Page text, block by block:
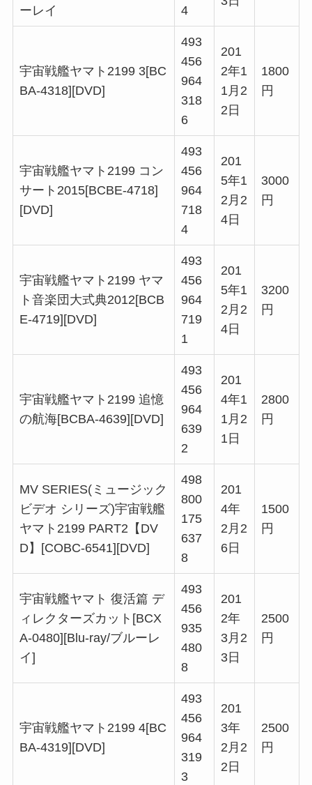
ーレイ 4
宇宙戦艦ヤマト2199 3[BC
BA-4318][DVD]
493
456
964
318
6
201
2年1
1月2
2日
1800
円
宇宙戦艦ヤマト2199 コン
サート2015[BCBE-4718]
[DVD]
493
456
964
718
4
201
5年1
2月2
4日
3000
円
宇宙戦艦ヤマト2199 ヤマ
ト音楽団大式典2012[BCB
E-4719][DVD]
493
456
964
719
1
201
5年1
2月2
4日
3200
円
宇宙戦艦ヤマト2199 追憶
の航海[BCBA-4639][DVD]
493
456
964
639
2
201
4年1
1月2
1日
2800
円
MV SERIES(ミュージック
ビデオ シリーズ)宇宙戦艦
ヤマト2199 PART2【DV
D】[COBC-6541][DVD]
498
800
175
637
8
201
4年
2月2
6日
1500
円
宇宙戦艦ヤマト 復活篇 デ
ィレクターズカット[BCX
A-0480][Blu-ray/ブルーレ
イ]
493
456
935
480
8
201
2年
3月2
3日
2500
円
宇宙戦艦ヤマト2199 4[BC
BA-4319][DVD]
493
456
964
319
3
201
3年
2月2
2日
2500
円